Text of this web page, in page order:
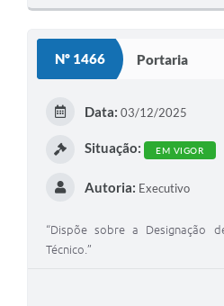
Nº 1466 Portaria
Data: 03/12/2025
Situação: EM VIGOR
Autoria: Executivo
“Dispõe sobre a Designação
Técnico.”